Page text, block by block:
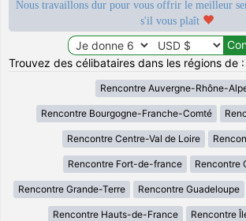
Nous travaillons dur pour vous offrir le meilleur
s'il vous plaît
Trouvez des célibataires dans les régions de
Rencontre Auvergne-Rhône-
Rencontre Bourgogne-Franche-Comté
Rencontre Centre-Val de Loire
Rencontre Fort-de-france Rencontre
Rencontre Grande-Terre Rencontre Guadeloupe
Rencontre Hauts-de-France Rencontre